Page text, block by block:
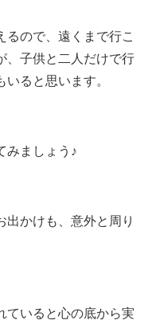
るので、遠くまで行こ
、子供と二人だけで行
ると思います。
みましょう♪
出かけも、意外と周り
ていると心の底から実